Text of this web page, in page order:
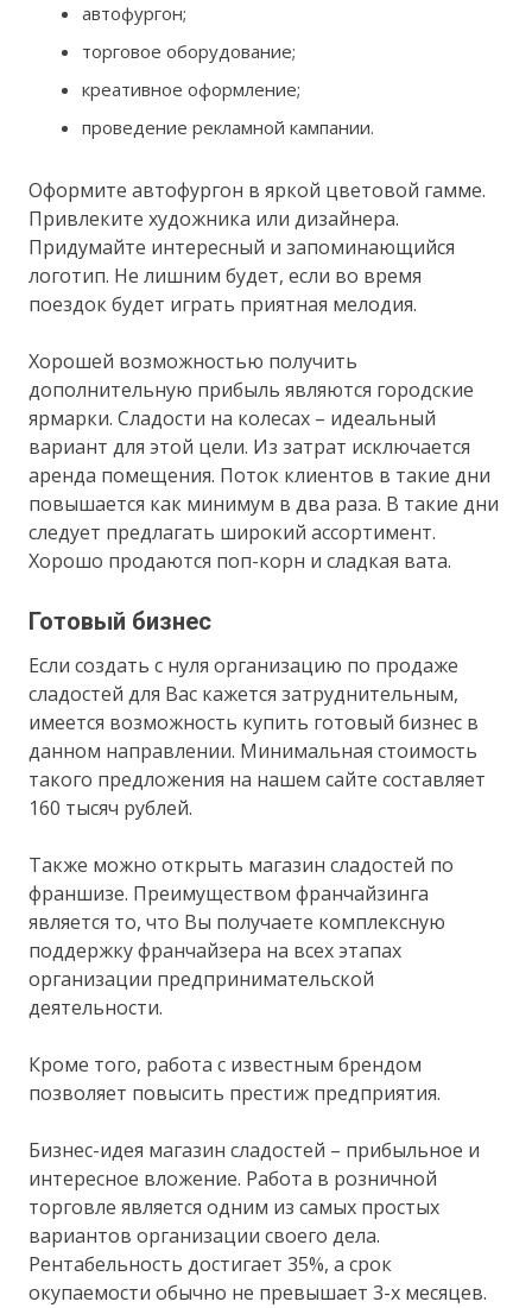
автофургон;
торговое оборудование;
креативное оформление;
проведение рекламной кампании.
Оформите автофургон в яркой цветовой гамме.
Привлеките художника или дизайнера.
Придумайте интересный и запоминающийся
логотип. Не лишним будет, если во время
поездок будет играть приятная мелодия.
Хорошей возможностью получить
дополнительную прибыль являются городские
ярмарки. Сладости на колесах – идеальный
вариант для этой цели. Из затрат исключается
аренда помещения. Поток клиентов в такие дни
повышается как минимум в два раза. В такие дни
следует предлагать широкий ассортимент.
Хорошо продаются поп-корн и сладкая вата.
Готовый бизнес
Если создать с нуля организацию по продаже
сладостей для Вас кажется затруднительным,
имеется возможность купить готовый бизнес в
данном направлении. Минимальная стоимость
такого предложения на нашем сайте составляет
160 тысяч рублей.
Также можно открыть магазин сладостей по
франшизе. Преимуществом франчайзинга
является то, что Вы получаете комплексную
поддержку франчайзера на всех этапах
организации предпринимательской
деятельности.
Кроме того, работа с известным брендом
позволяет повысить престиж предприятия.
Бизнес-идея магазин сладостей – прибыльное и
интересное вложение. Работа в розничной
торговле является одним из самых простых
вариантов организации своего дела.
Рентабельность достигает 35%, а срок
окупаемости обычно не превышает 3-х месяцев.